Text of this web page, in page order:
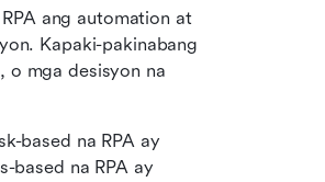
ang automation at
Kapaki-pakinabang
o mga desisyon na
based na RPA ay
based na RPA ay